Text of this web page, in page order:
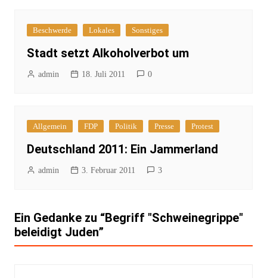
Beschwerde Lokales Sonstiges
Stadt setzt Alkoholverbot um
admin 18. Juli 2011 0
Allgemein FDP Politik Presse Protest
Deutschland 2011: Ein Jammerland
admin 3. Februar 2011 3
Ein Gedanke zu “Begriff "Schweinegrippe"
beleidigt Juden”